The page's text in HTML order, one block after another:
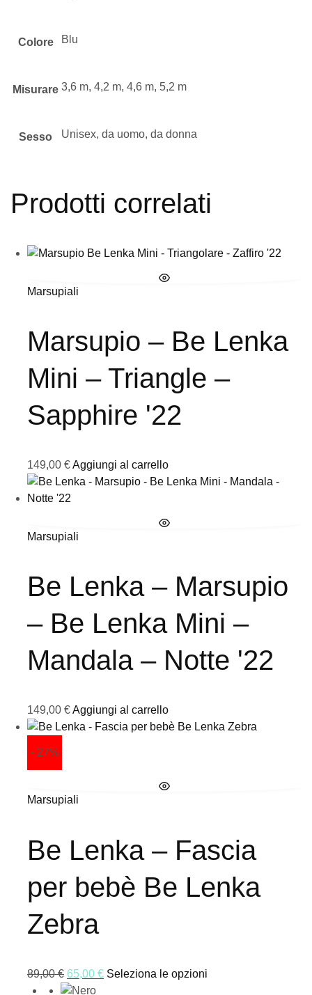
Colore Blu
Misurare 3,6 m, 4,2 m, 4,6 m, 5,2 m
Sesso Unisex, da uomo, da donna
Prodotti correlati
Marsupiali
Marsupio – Be Lenka
Mini – Triangle –
Sapphire '22
149,00 €Aggiungi al carrello
Marsupiali
Be Lenka – Marsupio
– Be Lenka Mini –
Mandala – Notte '22
149,00 €Aggiungi al carrello
- 27%
Marsupiali
Be Lenka – Fascia
per bebè Be Lenka
Zebra
89,00€ 65,00 € Seleziona le opzioni